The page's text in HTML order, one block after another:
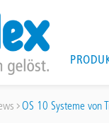
OS 10 Systeme von